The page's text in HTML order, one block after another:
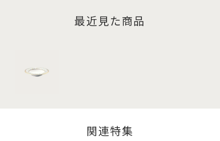
最近見た商品
関連特集